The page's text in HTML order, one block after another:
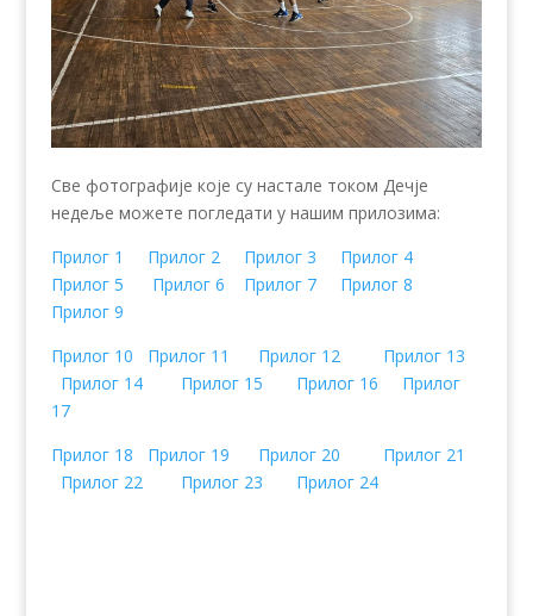
Све фотографије које су настале током Дечје
недеље можете погледати у нашим прилозима:
Прилог 1 Прилог 2 Прилог 3 Прилог 4
Прилог 5
Прилог 6 Прилог 7 Прилог 8
Прилог 9
Прилог 10 Прилог 11 Прилог 12 Прилог 13
Прилог 14 Прилог 15 Прилог 16 Прилог
17
Прилог 18 Прилог 19 Прилог 20 Прилог 21
Прилог 22 Прилог 23 Прилог 24